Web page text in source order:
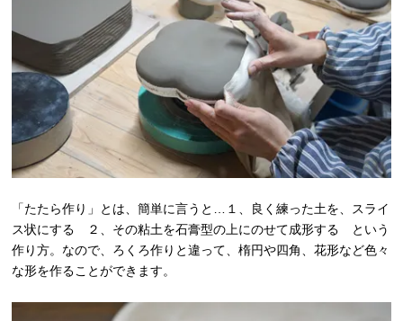
「たたら作り」とは、簡単に言うと…１、良く練った土を、スライ
ス状にする ２、その粘土を石膏型の上にのせて成形する という
作り方。なので、ろくろ作りと違って、楕円や四角、花形など色々
な形を作ることができます。